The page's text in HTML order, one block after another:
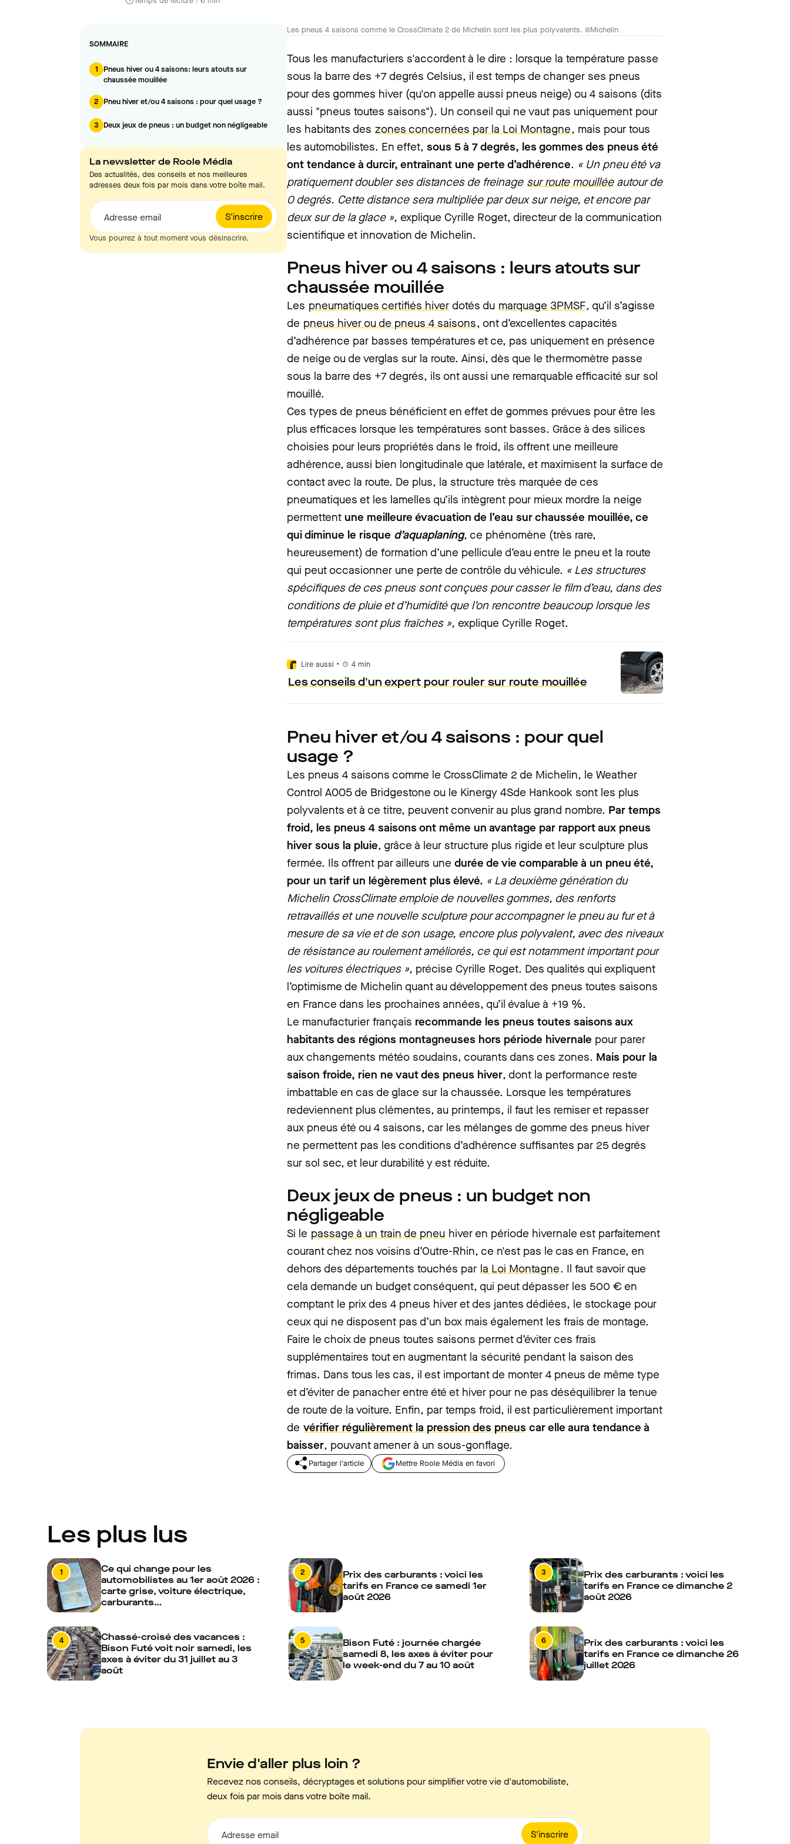
SOMMAIRE
1
Pneus hiver ou 4 saisons: leurs atouts sur
chaussée mouillée
2 Pneu hiver et/ou 4 saisons : pour quel usage ?
3 Deux jeux de pneus : un budget non négligeable
La newsletter de Roole Média
Des actualités, des conseils et nos meilleures
adresses deux fois par mois dans votre boîte mail.
S'inscrire
Adresse email
Vous pourrez à tout moment vous désinscrire.
Les pneus 4 saisons comme le CrossClimate 2 de Michelin sont les plus polyvalents. ©Michelin
Tous les manufacturiers s'accordent à le dire : lorsque la température passe
sous la barre des +7 degrés Celsius, il est temps de changer ses pneus
pour des gommes hiver (qu'on appelle aussi pneus neige) ou 4 saisons (dits
aussi "pneus toutes saisons"). Un conseil qui ne vaut pas uniquement pour
les habitants des zones concernées par la Loi Montagne, mais pour tous
les automobilistes. En effet, sous 5 à 7 degrés, les gommes des pneus été
ont tendance à durcir, entraînant une perte d’adhérence. « Un pneu été va
pratiquement doubler ses distances de freinage sur route mouillée autour de
0 degrés. Cette distance sera multipliée par deux sur neige, et encore par
deux sur de la glace », explique Cyrille Roget, directeur de la communication
scientifique et innovation de Michelin.
Pneus hiver ou 4 saisons : leurs atouts sur
chaussée mouillée
Les pneumatiques certifiés hiver dotés du marquage 3PMSF, qu’il s’agisse
de pneus hiver ou de pneus 4 saisons, ont d’excellentes capacités
d’adhérence par basses températures et ce, pas uniquement en présence
de neige ou de verglas sur la route. Ainsi, dès que le thermomètre passe
sous la barre des +7 degrés, ils ont aussi une remarquable efficacité sur sol
mouillé.
Ces types de pneus bénéficient en effet de gommes prévues pour être les
plus efficaces lorsque les températures sont basses. Grâce à des silices
choisies pour leurs propriétés dans le froid, ils offrent une meilleure
adhérence, aussi bien longitudinale que latérale, et maximisent la surface de
contact avec la route. De plus, la structure très marquée de ces
pneumatiques et les lamelles qu’ils intègrent pour mieux mordre la neige
permettent une meilleure évacuation de l’eau sur chaussée mouillée, ce
qui diminue le risque d’aquaplaning, ce phénomène (très rare,
heureusement) de formation d’une pellicule d’eau entre le pneu et la route
qui peut occasionner une perte de contrôle du véhicule. « Les structures
spécifiques de ces pneus sont conçues pour casser le film d’eau, dans des
conditions de pluie et d’humidité que l’on rencontre beaucoup lorsque les
températures sont plus fraîches », explique Cyrille Roget.
Lire aussi • 4 min
Les conseils d'un expert pour rouler sur route mouillée
Pneu hiver et/ou 4 saisons : pour quel
usage ?
Les pneus 4 saisons comme le CrossClimate 2 de Michelin, le Weather
Control A005 de Bridgestone ou le Kinergy 4Sde Hankook sont les plus
polyvalents et à ce titre, peuvent convenir au plus grand nombre. Par temps
froid, les pneus 4 saisons ont même un avantage par rapport aux pneus
hiver sous la pluie, grâce à leur structure plus rigide et leur sculpture plus
fermée. Ils offrent par ailleurs une durée de vie comparable à un pneu été,
pour un tarif un légèrement plus élevé. « La deuxième génération du
Michelin CrossClimate emploie de nouvelles gommes, des renforts
retravaillés et une nouvelle sculpture pour accompagner le pneu au fur et à
mesure de sa vie et de son usage, encore plus polyvalent, avec des niveaux
de résistance au roulement améliorés, ce qui est notamment important pour
les voitures électriques », précise Cyrille Roget. Des qualités qui expliquent
l’optimisme de Michelin quant au développement des pneus toutes saisons
en France dans les prochaines années, qu’il évalue à +19 %.
Le manufacturier français recommande les pneus toutes saisons aux
habitants des régions montagneuses hors période hivernale pour parer
aux changements météo soudains, courants dans ces zones. Mais pour la
saison froide, rien ne vaut des pneus hiver, dont la performance reste
imbattable en cas de glace sur la chaussée. Lorsque les températures
redeviennent plus clémentes, au printemps, il faut les remiser et repasser
aux pneus été ou 4 saisons, car les mélanges de gomme des pneus hiver
ne permettent pas les conditions d’adhérence suffisantes par 25 degrés
sur sol sec, et leur durabilité y est réduite.
Deux jeux de pneus : un budget non
négligeable
Si le passage à un train de pneu hiver en période hivernale est parfaitement
courant chez nos voisins d’Outre-Rhin, ce n'est pas le cas en France, en
dehors des départements touchés par la Loi Montagne. Il faut savoir que
cela demande un budget conséquent, qui peut dépasser les 500 € en
comptant le prix des 4 pneus hiver et des jantes dédiées, le stockage pour
ceux qui ne disposent pas d’un box mais également les frais de montage.
Faire le choix de pneus toutes saisons permet d’éviter ces frais
supplémentaires tout en augmentant la sécurité pendant la saison des
frimas. Dans tous les cas, il est important de monter 4 pneus de même type
et d’éviter de panacher entre été et hiver pour ne pas déséquilibrer la tenue
de route de la voiture. Enfin, par temps froid, il est particulièrement important
de vérifier régulièrement la pression des pneus car elle aura tendance à
baisser, pouvant amener à un sous-gonflage.
Partager l'article Mettre Roole Média en favori
Les plus lus
1
Ce qui change pour les
automobilistes au 1er août 2026 :
carte grise, voiture électrique,
carburants…
2
Prix des carburants : voici les
tarifs en France ce samedi 1er
août 2026
3
Prix des carburants : voici les
tarifs en France ce dimanche 2
août 2026
4
Chassé-croisé des vacances :
Bison Futé voit noir samedi, les
axes à éviter du 31 juillet au 3
août
5
Bison Futé : journée chargée
samedi 8, les axes à éviter pour
le week-end du 7 au 10 août
6
Prix des carburants : voici les
tarifs en France ce dimanche 26
juillet 2026
Envie d'aller plus loin ?
Recevez nos conseils, décryptages et solutions pour simplifier votre vie d'automobiliste,
deux fois par mois dans votre boîte mail.
S'inscrire
Adresse email